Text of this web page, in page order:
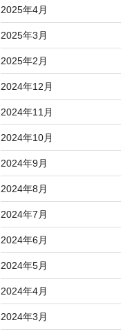
2025年4月
2025年3月
2025年2月
2024年12月
2024年11月
2024年10月
2024年9月
2024年8月
2024年7月
2024年6月
2024年5月
2024年4月
2024年3月